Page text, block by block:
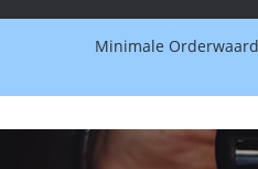
Minimale